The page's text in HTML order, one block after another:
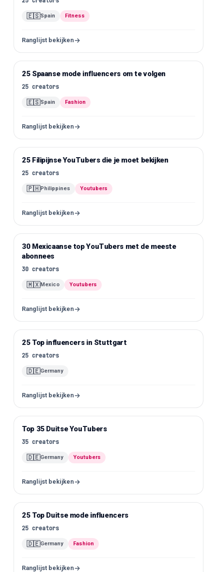
🇪🇸Spain Fitness
Ranglijst bekijken
Instagram
25 Spaanse mode influencers om te volgen
25 creators
🇪🇸Spain Fashion
Ranglijst bekijken
YouTube
25 Filipijnse YouTubers die je moet bekijken
25 creators
🇵🇭Philippines Youtubers
Ranglijst bekijken
YouTube
30 Mexicaanse top YouTubers met de meeste
abonnees
30 creators
🇲🇽Mexico Youtubers
Ranglijst bekijken
Instagram
25 Top influencers in Stuttgart
25 creators
🇩🇪Germany
Ranglijst bekijken
YouTube
Top 35 Duitse YouTubers
35 creators
🇩🇪Germany Youtubers
Ranglijst bekijken
Instagram
25 Top Duitse mode influencers
25 creators
🇩🇪Germany Fashion
Ranglijst bekijken